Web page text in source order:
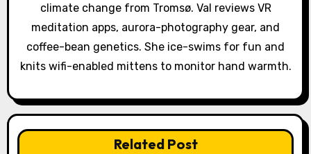
o
climate change from Tromsø. Val reviews VR
meditation apps, aurora-photography gear, and
coffee-bean genetics. She ice-swims for fun and
knits wifi-enabled mittens to monitor hand warmth.
Related Post